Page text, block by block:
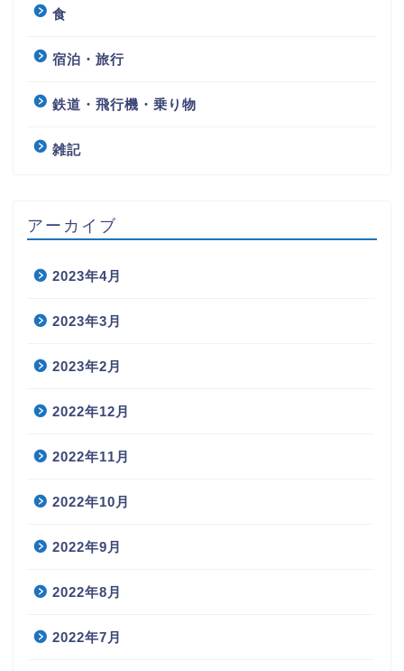
食
宿泊・旅行
鉄道・飛行機・乗り物
雑記
アーカイブ
2023年4月
2023年3月
2023年2月
2022年12月
2022年11月
2022年10月
2022年9月
2022年8月
2022年7月